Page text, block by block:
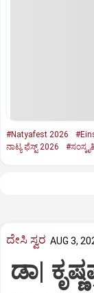
#Natyafest 2026
ನಾಟ್ಯ ಫೆಸ್ಟ್‌ 2026
#ಸಂಸ್ಕೃತಿ
ದೇಸಿ ಸ್ವರ AUG 3,
ಡಾ|